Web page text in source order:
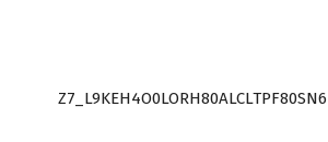
Z7_L9KEH4O0LORH80ALCLTPF80SN6